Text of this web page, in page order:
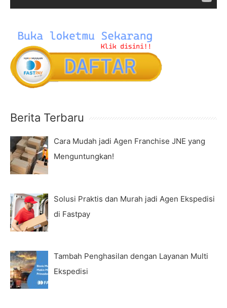
Berita Terbaru
Cara Mudah jadi Agen Franchise JNE yang
Menguntungkan!
Solusi Praktis dan Murah jadi Agen Ekspedisi
di Fastpay
Tambah Penghasilan dengan Layanan Multi
Ekspedisi